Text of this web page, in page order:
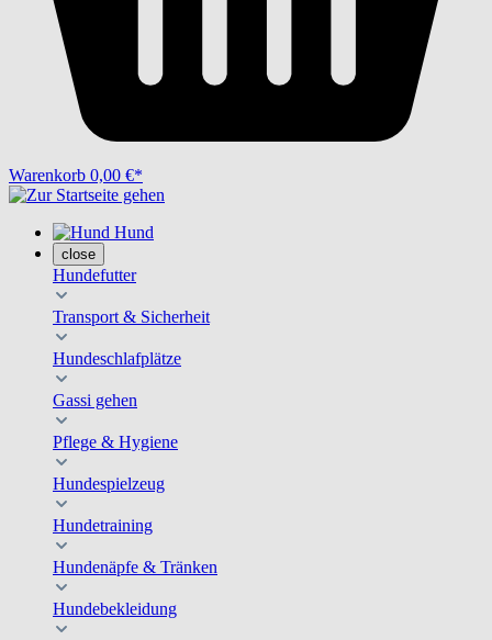
Warenkorb 0,00 €*
Hund
close
Hundefutter
Transport & Sicherheit
Hundeschlafplätze
Gassi gehen
Pflege & Hygiene
Hundespielzeug
Hundetraining
Hundenäpfe & Tränken
Hundebekleidung